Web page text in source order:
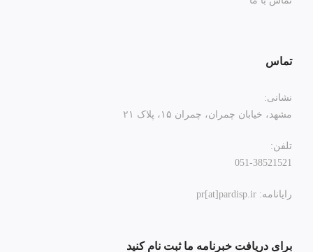
تماس
نشانی:
مشهد، خیابان چمران، چمران ۱۵، پلاک ۲۱
تلفن:
051-38521521
رایانامه: pr[at]pardisp.ir
برای دریافت خبرنامه ما ثبت نام کنید